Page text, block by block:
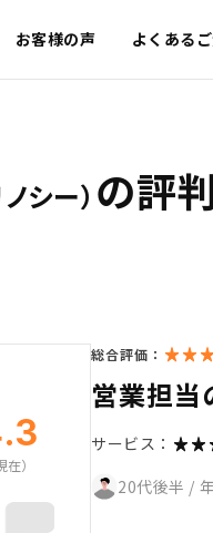
お客様の声 よくある
ノシー） の評
）
総合評価：
営業担当
サービス：
20代後半 /